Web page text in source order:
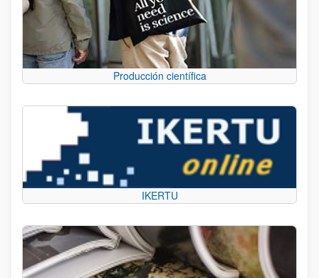
Producción científica
IKERTU